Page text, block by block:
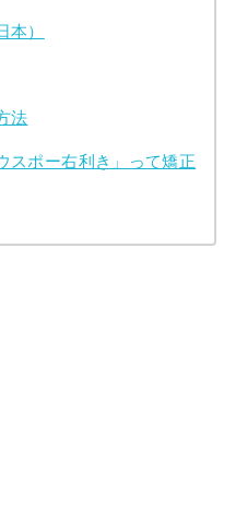
）
法
スポー右利き」って矯正